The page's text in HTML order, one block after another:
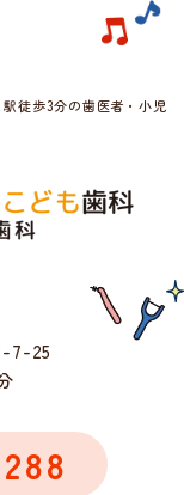
徒歩3分の歯医者・小児
7-25